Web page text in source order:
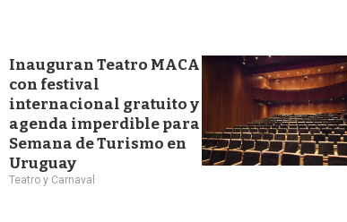
Inauguran Teatro MACA
con festival
internacional gratuito y
agenda imperdible para
Semana de Turismo en
Uruguay
Teatro y Carnaval